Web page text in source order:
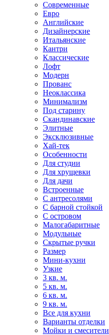
Современные
Евро
Английские
Дизайнерские
Итальянские
Кантри
Классические
Лофт
Модерн
Прованс
Неоклассика
Минимализм
Под старину
Скандинавские
Элитные
Эксклюзивные
Хай-тек
Особенности
Для студии
Для хрущевки
Для дачи
Встроенные
С антресолями
С барной стойкой
С островом
Малогабаритные
Модульные
Скрытые ручки
Размер
Мини-кухни
Узкие
3 кв. м.
5 кв. м.
6 кв. м.
9 кв. м.
Все для кухни
Варианты отделки
Мойки и смесители